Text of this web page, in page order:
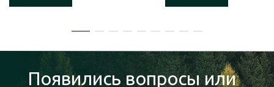
Появились вопросы или